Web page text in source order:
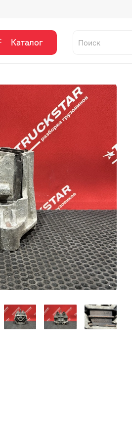
Каталог